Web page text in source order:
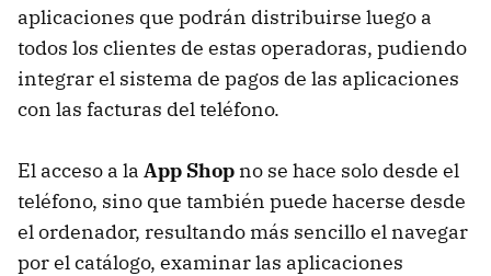
aplicaciones que podrán distribuirse luego a
todos los clientes de estas operadoras, pudiendo
integrar el sistema de pagos de las aplicaciones
con las facturas del teléfono.
El acceso a la App Shop no se hace solo desde el
teléfono, sino que también puede hacerse desde
el ordenador, resultando más sencillo el navegar
por el catálogo, examinar las aplicaciones